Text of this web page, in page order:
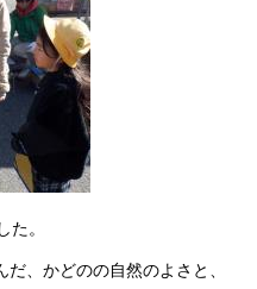
た。
、かどのの自然のよさと、